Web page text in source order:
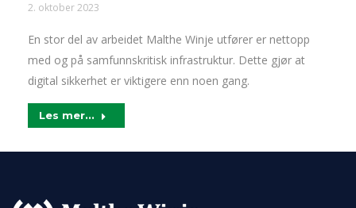
2. oktober 2023
En stor del av arbeidet Malthe Winje utfører er nettopp
med og på samfunnskritisk infrastruktur. Dette gjør at
digital sikkerhet er viktigere enn noen gang.
Les mer...